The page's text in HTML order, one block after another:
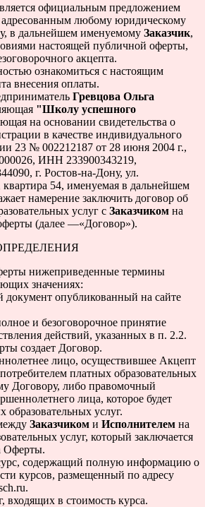
официальным предложением
любому юридическому
в дальнейшем именуемому Заказчик,
настоящей публичной оферты,
акцепта.
ознакомиться с настоящим
внесения оплаты.
Гревцова Ольга
"Школу успешного
на основании свидетельства о
в качестве индивидуального
23 № 002212187 от 28 июня 2004 г.,
ИНН 233900343219,
г. Ростов-на-Дону, ул.
54, именуемая в дальнейшем
намерение заключить договор об
услуг с Заказчиком на
(далее —«Договор»).
нижеприведенные термины
значениях:
опубликованный на сайте
и безоговорочное принятие
действий, указанных в п. 2.2.
создает Договор.
лицо, осуществившее Акцепт
платных образовательных
Договору, либо правомочный
лица, которое будет
образовательных услуг.
Заказчиком и Исполнителем на
услуг, который заключается
Оферты.
содержащий полную информацию о
курсов, размещенный по адресу
входящих в стоимость курса.